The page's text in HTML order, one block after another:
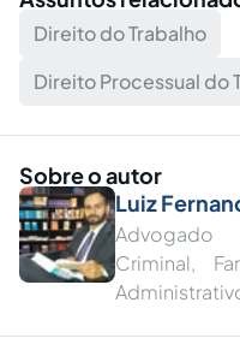
Direito do Trabalho
Direito Processual do
Sobre o autor
Luiz
Advogado
Criminal,